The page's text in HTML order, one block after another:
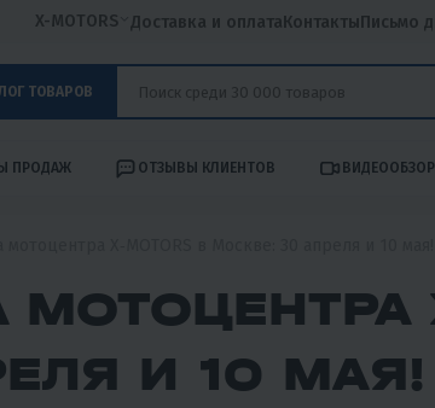
X-MOTORS Доставка и оплатаКонтактыПисьмо
ТОВАРОВ
ПРОДАЖ ОТЗЫВЫ КЛИЕНТОВ
И 10 МАЯ!